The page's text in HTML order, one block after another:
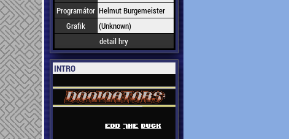
Programátor Helmut Burgemeister
Grafik
(Unknown)
detail hry
INTRO